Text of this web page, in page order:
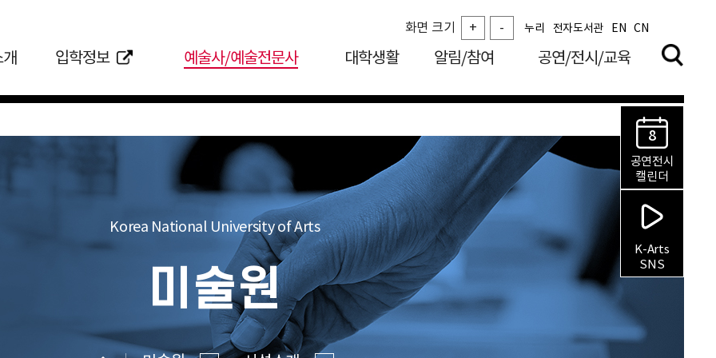
8
공연전시
캘린더
K-Arts
SNS
입학정보 예술사/예술전문사 대학생활 알림/참여 공연/전시/교육
화면 크기 + - 누리 전자도서관 EN CN
Korea National University of Arts
미술원